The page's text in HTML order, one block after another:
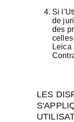
Si
de
des
Leica
LES